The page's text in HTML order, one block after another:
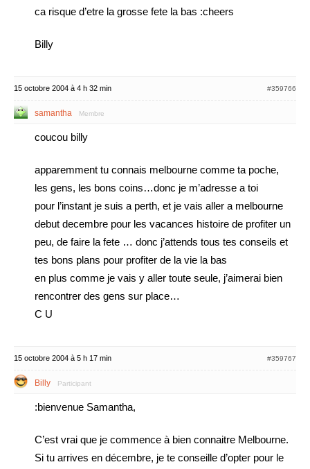
ca risque d’etre la grosse fete la bas :cheers
Billy
15 octobre 2004 à 4 h 32 min #359766
samantha Membre
coucou billy
apparemment tu connais melbourne comme ta poche,
les gens, les bons coins…donc je m’adresse a toi
pour l’instant je suis a perth, et je vais aller a melbourne
debut decembre pour les vacances histoire de profiter un
peu, de faire la fete … donc j’attends tous tes conseils et
tes bons plans pour profiter de la vie la bas
en plus comme je vais y aller toute seule, j’aimerai bien
rencontrer des gens sur place…
C U
15 octobre 2004 à 5 h 17 min #359767
Billy Participant
:bienvenue Samantha,
C’est vrai que je commence à bien connaitre Melbourne.
Si tu arrives en décembre, je te conseille d’opter pour le